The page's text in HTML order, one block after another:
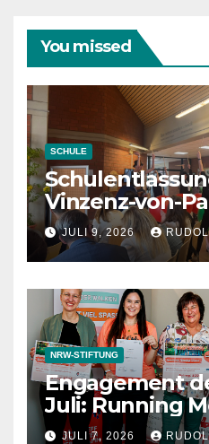
You missed
SCHULE
Vinzenz-von-
Schule 2026
JULI 9, 2026
NRW-STIFTUNG
Engagement
Juli: Running
JULI 7, 2026